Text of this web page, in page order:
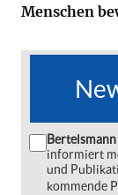
Menschen
informiert
und
kommende